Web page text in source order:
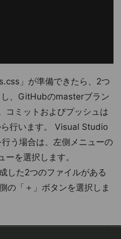
」が準備できたら、2つ
、GitHubのmasterブラン
コミットおよびプッシュは
行います。 Visual Studio
う場合は、左側メニューの
ーを選択します。
した2つのファイルがある
の「＋」ボタンを選択しま